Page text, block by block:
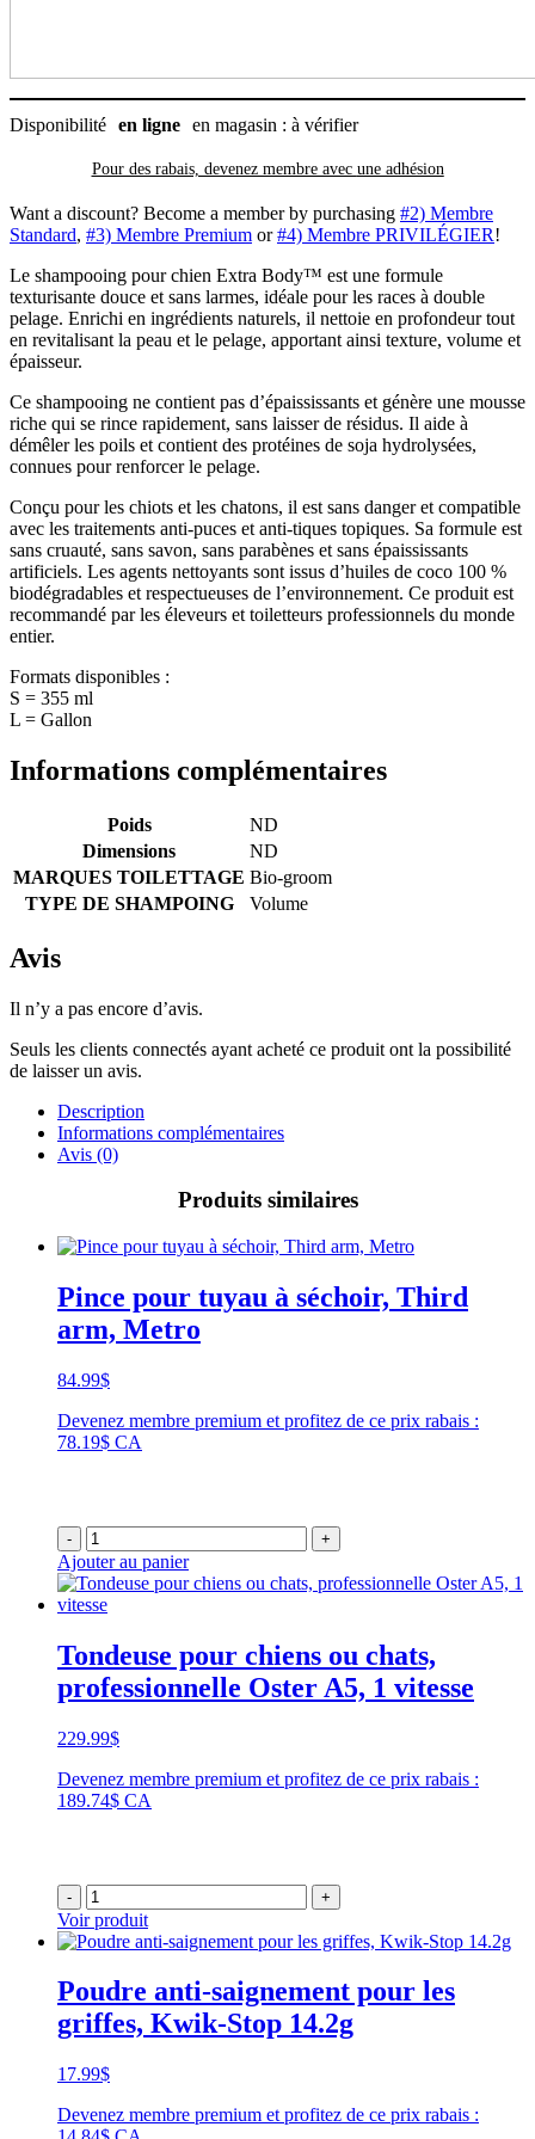
Disponibilité en ligne en magasin : à vérifier
Pour des rabais, devenez membre avec une adhésion
Want a discount? Become a member by purchasing #2) Membre
Standard, #3) Membre Premium or#4) Membre PRIVILÉGIER!
Le shampooing pour chien Extra Body™ est une formule
texturisante douce et sans larmes, idéale pour les races à double
pelage. Enrichi en ingrédients naturels, il nettoie en profondeur tout
en revitalisant la peau et le pelage, apportant ainsi texture, volume et
épaisseur.
Ce shampooing ne contient pas d’épaississants et génère une mousse
riche qui se rince rapidement, sans laisser de résidus. Il aide à
démêler les poils et contient des protéines de soja hydrolysées,
connues pour renforcer le pelage.
Conçu pour les chiots et les chatons, il est sans danger et compatible
avec les traitements anti-puces et anti-tiques topiques. Sa formule est
sans cruauté, sans savon, sans parabènes et sans épaississants
artificiels. Les agents nettoyants sont issus d’huiles de coco 100 %
biodégradables et respectueuses de l’environnement. Ce produit est
recommandé par les éleveurs et toiletteurs professionnels du monde
entier.
Formats disponibles :
S = 355 ml
L = Gallon
Informations complémentaires
Poids
ND
Dimensions
ND
MARQUES TOILETTAGE Bio-groom
TYPE DE SHAMPOING
Volume
Avis
Il n’y a pas encore d’avis.
Seuls les clients connectés ayant acheté ce produit ont la possibilité
de laisser un avis.
Description
Informations complémentaires
Avis (0)
Produits similaires
Pince pour tuyau à séchoir, Third
arm, Metro
84.99$
Devenez membre premium et profitez de ce prix rabais :
78.19$ CA
- +
Ajouter au panier
Tondeuse pour chiens ou chats,
professionnelle Oster A5, 1 vitesse
229.99$
Devenez membre premium et profitez de ce prix rabais :
189.74$ CA
- +
Voir produit
Poudre anti-saignement pour les
griffes, Kwik-Stop 14.2g
17.99$
Devenez membre premium et profitez de ce prix rabais :